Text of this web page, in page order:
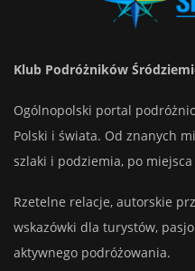
Klub Podróżników
Ogólnopolski portal
Polski i świata. Od znanych
szlaki i podziemia, po
Rzetelne relacje, autorskie
wskazówki dla turystów,
aktywnego podróżowania.